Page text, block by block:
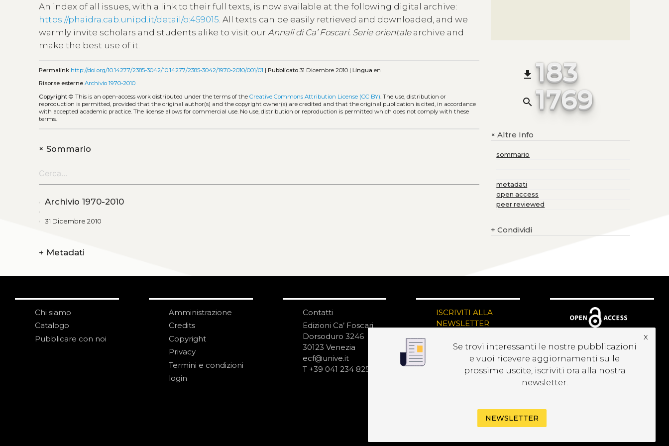
An index of all issues, with a link to their full texts, is now available at the following digital archive:
https://phaidra.cab.unipd.it/detail/o:459015. All texts can be easily retrieved and downloaded, and we
warmly invite scholars and students alike to visit ourAnnali di Ca’ Foscari. Serie orientalearchive and
make the best use of it.
Permalink http://doi.org/10.14277/2385-3042/10.14277/2385-3042/1970-2010/001/01 |Pubblicato 31 Dicembre 2010 |Lingua en
Risorse esterne Archivio 1970-2010
Copyright ©This is an open-access work distributed under the terms of theCreative Commons Attribution License (CC BY). The use, distribution or
reproduction is permitted, provided that the original author(s) and the copyright owner(s) are credited and that the original publication is cited, in accordance
with accepted academic practice. The license allows for commercial use. No use, distribution or reproduction is permitted which does not comply with these
terms.
+Sommario
Archivio 1970-2010
31 Dicembre 2010
+ Metadati
file_download 183
search 1769
+Altre Info
sommario
metadati
open access
peer reviewed
+ Condividi
Chi siamo
Catalogo
Pubblicare con noi
Amministrazione
Credits
Copyright
Privacy
Termini e condizioni
login
Contatti
Edizioni Ca’ Foscari
Dorsoduro 3246
30123 Venezia
ecf@unive.it
T +39 041 234 8250
ISCRIVITI ALLA
NEWSLETTER
Se trovi interessanti le nostre pubblicazioni
e vuoi ricevere aggiornamenti sulle
prossime uscite, iscriviti ora alla nostra
newsletter.
x
NEWSLETTER